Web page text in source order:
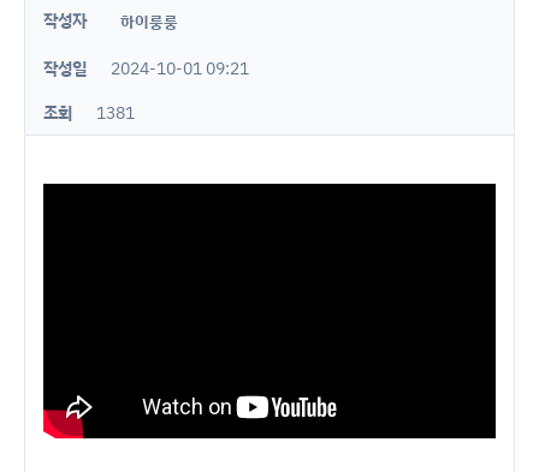
작성자 하이룽룽
작성일
2024-10-01 09:21
조회
1381